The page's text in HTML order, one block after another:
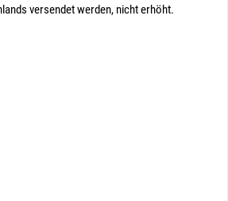
versendet werden, nicht erhöht.